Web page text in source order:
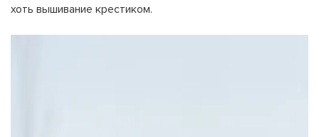
хоть вышивание крестиком.